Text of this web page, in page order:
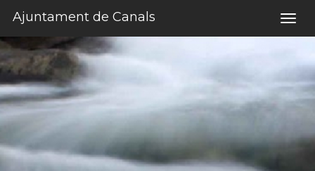
Ajuntament de Canals